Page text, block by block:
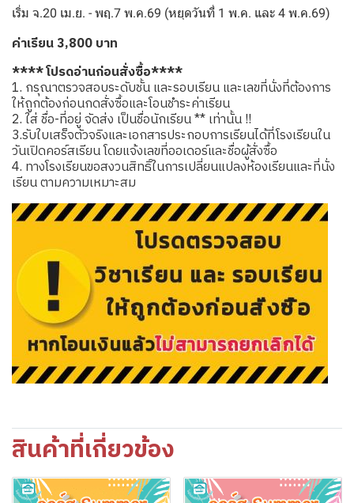
เริ่ม จ.20 เม.ย. - พฤ.7 พ.ค.69 (หยุดวันที่ 1 พ.ค. และ 4 พ.ค.69)
ค่าเรียน 3,800 บาท
**** โปรดอ่านก่อนสั่งซื้อ****
1. กรุณาตรวจสอบระดับชั้น และรอบเรียน และเลขที่นั่งที่ต้องการ
ให้ถูกต้องก่อนกดสั่งซื้อและโอนชำระค่าเรียน
2. ใส่ ชื่อ-ที่อยู่ จัดส่ง เป็นชื่อนักเรียน ** เท่านั้น !!
3.รับใบเสร็จตัวจริงและเอกสารประกอบการเรียนได้ที่โรงเรียนใน
วันเปิดคอร์สเรียน โดยแจ้งเลขที่ออเดอร์และชื่อผู้สั่งซื้อ
4. ทางโรงเรียนขอสงวนสิทธิ์ในการเปลี่ยนแปลงห้องเรียนและที่นั่ง
เรียน ตามความเหมาะสม
สินค้าที่เกี่ยวข้อง